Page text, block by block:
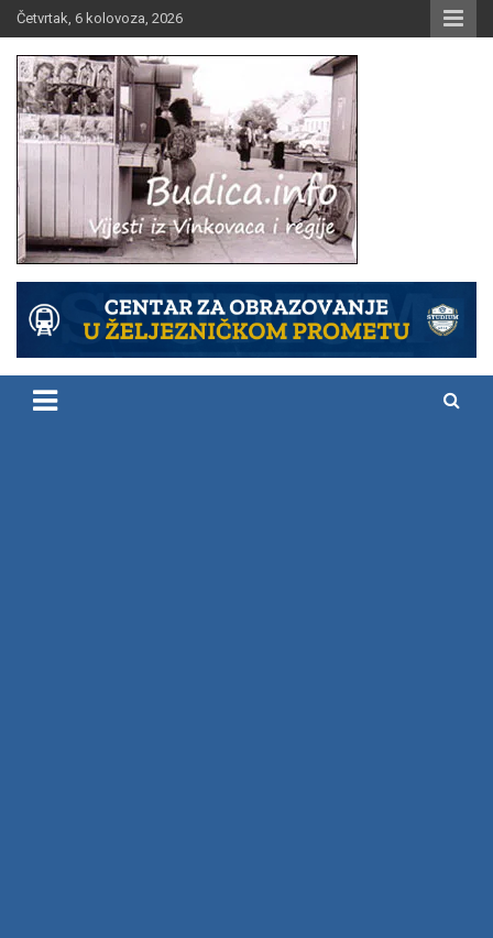
Skip
to
content
Četvrtak, 6 kolovoza, 2026
Budica.info